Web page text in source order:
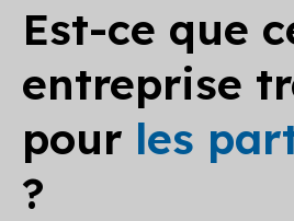
Est-ce que
entreprise
pour les
?